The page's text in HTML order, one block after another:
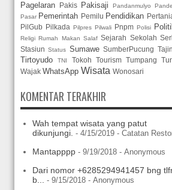
Pagelaran Pakis Pakisaji Pandanmulyo
Pasar Pemerintah Pemilu Pendidikan
PilGub Pilkada Pilpres Pilwali Pnpm Polisi
Religi Rumah Makan Salaf Sejarah Sekolah
Stasiun Status Sumawe SumberPucung
Tirtoyudo
TNI Tokoh Tourism Tumpang
Wajak WhatsApp Wisata Wonosari
KOMENTAR TERAKHIR
Wah tempat wisata yang patut
dikunjungi. - 4/15/2019 - Catatan
Mantapppp - 9/19/2018 - Anonymous
Dari nomor +6285294941457 bng
b...
- 9/15/2018 - Anonymous